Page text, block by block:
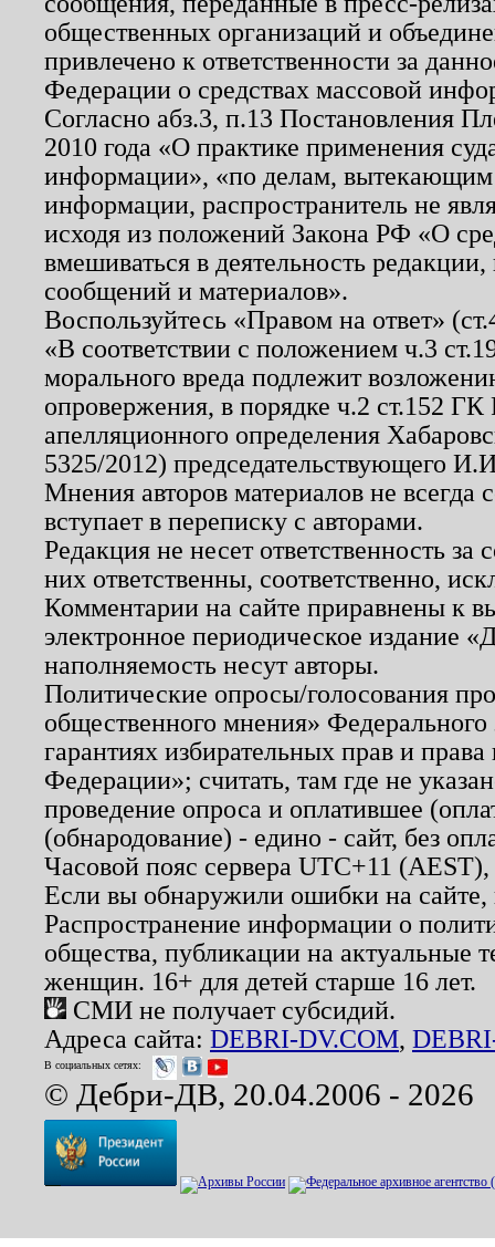
общественных организаций и
привлечено к ответственности за
Федерации о средствах массовой
Согласно абз.3, п.13 Постановления
2010 года «О практике применения
информации», «по делам, вытекающим
информации, распространитель не
исходя из положений Закона РФ «О
вмешиваться в деятельность
сообщений и материалов».
Воспользуйтесь «Правом на ответ»
«В соответствии с положением ч.3
морального вреда подлежит
опровержения, в порядке ч.2 ст.152
апелляционного определения
5325/2012) председательствующего
Мнения авторов материалов не
вступает в переписку с авторами.
Редакция не несет ответственность
них ответственны, соответственно,
Комментарии на сайте приравнены к
электронное периодическое издание
наполняемость несут авторы.
Политические опросы/голосования
общественного мнения»
гарантиях избирательных прав и
Федерации»; считать, там где не
проведение опроса и оплатившее
(обнародование) - едино - сайт, без
Часовой пояс сервера UTC+11
Если вы обнаружили ошибки на
Распространение информации о
общества, публикации на актуальные
женщин. 16+ для детей старше 16 лет.
СМИ не получает субсидий.
Адреса сайта: DEBRI-DV.COM,
В социальных сетях:
© Дебри-ДВ, 20.04.2006 - 2026